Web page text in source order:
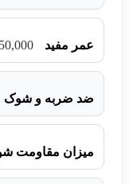
عمر مفید
ضد ضربه و شوک
میزان مقاومت